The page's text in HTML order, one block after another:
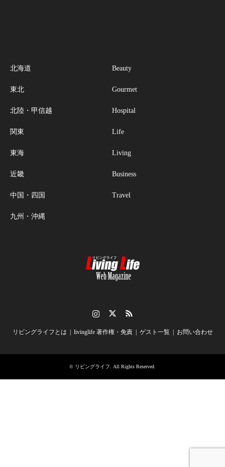
北海道
東北
北陸・甲信越
関東
東海
近畿
中国・四国
九州・沖縄
Beauty
Gourmet
Hospital
Life
Living
Business
Travel
リビングライフとは livinglife 著作権・免責 ゲスト一覧 お問い合わせ
© リビングライフ . All Rights Reserved.